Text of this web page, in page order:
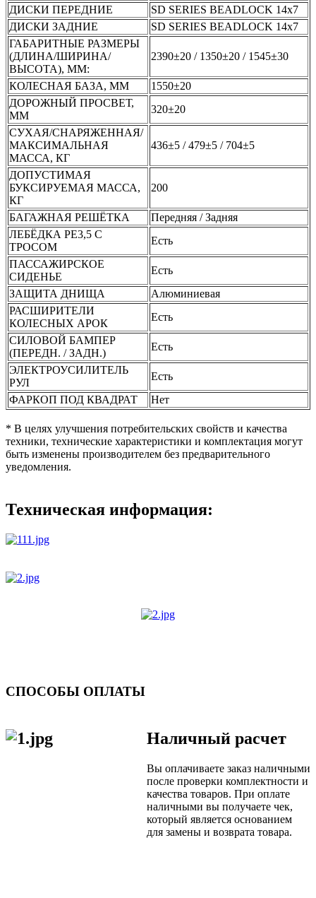
ДИСКИ ПЕРЕДНИЕ
SD SERIES BEADLOCK 14x7
ДИСКИ ЗАДНИЕ
SD SERIES BEADLOCK 14x7
ГАБАРИТНЫЕ РАЗМЕРЫ
(ДЛИНА/ШИРИНА/
ВЫСОТА), ММ:
2390±20 / 1350±20 / 1545±30
КОЛЕСНАЯ БАЗА, ММ
1550±20
ДОРОЖНЫЙ ПРОСВЕТ,
ММ
320±20
СУХАЯ/СНАРЯЖЕННАЯ/
МАКСИМАЛЬНАЯ
МАССА, КГ
436±5 / 479±5 / 704±5
ДОПУСТИМАЯ
БУКСИРУЕМАЯ МАССА,
КГ
200
БАГАЖНАЯ РЕШЁТКА
Передняя / Задняя
ЛЕБЁДКА PE3,5 С
ТРОСОМ
Есть
ПАССАЖИРСКОЕ
СИДЕНЬЕ
Есть
ЗАЩИТА ДНИЩА
Алюминиевая
РАСШИРИТЕЛИ
КОЛЕСНЫХ АРОК
Есть
СИЛОВОЙ БАМПЕР
(ПЕРЕДН. / ЗАДН.)
Есть
ЭЛЕКТРОУСИЛИТЕЛЬ
РУЛ
Есть
ФАРКОП ПОД КВАДРАТ
Нет
* В целях улучшения потребительских свойств и качества
техники, технические характеристики и комплектация могут
быть изменены производителем без предварительного
уведомления.
Техническая информация:
СПОСОБЫ ОПЛАТЫ
Наличный расчет
Вы оплачиваете заказ наличными
после проверки комплектности и
качества товаров. При оплате
наличными вы получаете чек,
который является основанием
для замены и возврата товара.